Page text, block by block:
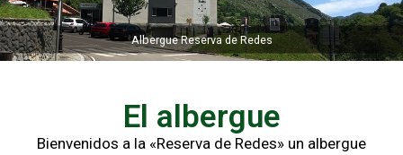
Albergue Reserva de Redes
El albergue
Bienvenidos a la «Reserva de Redes» un albergue